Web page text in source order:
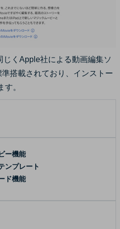
くApple社による動画編集ソ
搭載されており、インストー
。
ー機能
ンプレート
ド機能